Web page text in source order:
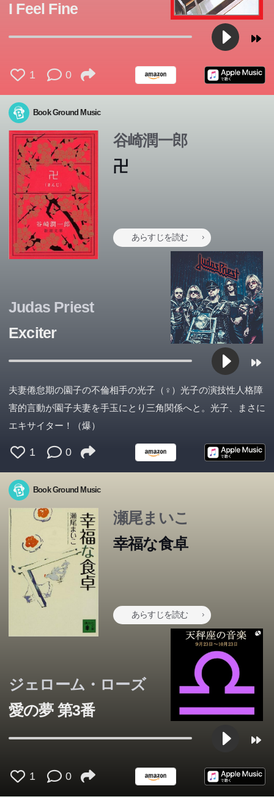
I Feel Fine
1 0
Book Ground Music
谷崎潤一郎
卍
あらすじを読む
Judas Priest
Exciter
夫妻倦怠期の園子の不倫相手の光子（♀）光子の演技性人格障
害的言動が園子夫妻を手玉にとり三角関係へと。光子、まさに
エキサイター！（爆）
1 0
Book Ground Music
瀬尾まいこ
幸福な食卓
あらすじを読む
ジェローム・ローズ
愛の夢 第3番
1 0